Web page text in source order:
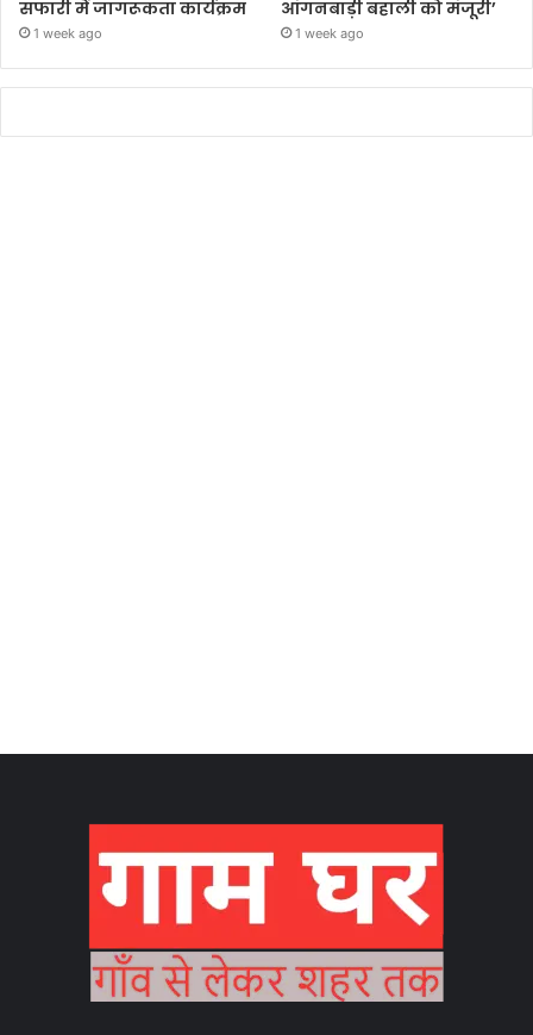
सफारी में जागरूकता कार्यक्रम
1 week ago
आंगनबाड़ी बहाली को मंजूरी’
1 week ago